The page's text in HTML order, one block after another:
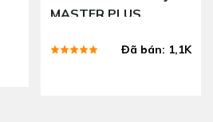
MASTER PLUS
Đã bán: 1,1K